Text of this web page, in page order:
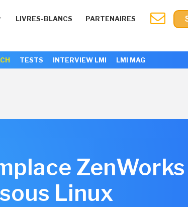
LIVRES-BLANCS PARTENAIRES
TESTS INTERVIEW LMI LMI MAG
ZenWorks
Linux